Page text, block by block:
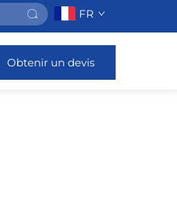
FR
Obtenir un devis